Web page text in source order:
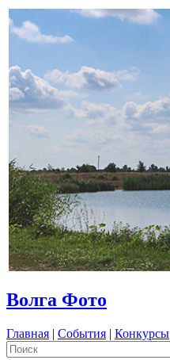
Волга Фото
Главная | События | Конкурсы